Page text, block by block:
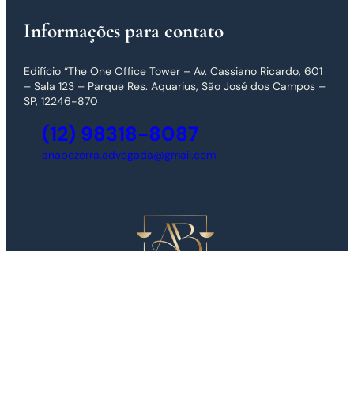
Informações para contato
Edifício “The One Office Tower – Av. Cassiano Ricardo, 601
– Sala 123 – Parque Res. Aquarius, São José dos Campos –
SP, 12246-870
(12) 98318-8087
anabezerra.advogada@gmail.com